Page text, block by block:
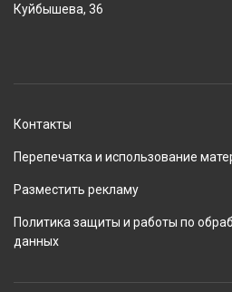
Куйбышева, 36
Контакты
Перепечатка и использование
Разместить рекламу
Политика защиты и работы по
данных